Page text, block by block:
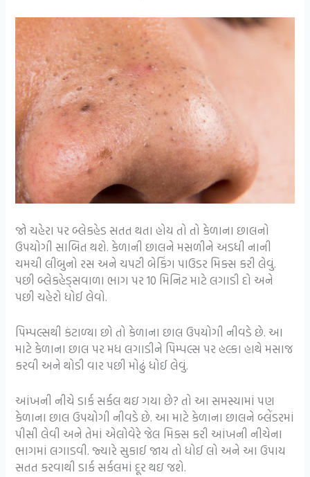
જો ચહેરા પર બ્લેકહેડ સતત થતા હોય તો તો કેળાના છાલનો
ઉપયોગી સાબિત થશે. કેળાની છાલને મસળીને અડધી નાની
ચમચી લીંબુનો રસ અને ચપટી બેકિંગ પાઉડર મિક્સ કરી લેવું.
પછી બ્લેકહેડ્સવાળા ભાગ પર 10 મિનિટ માટે લગાડી દો અને
પછી ચહેરો ધોઈ લેવો.
પિમ્પલ્સથી કંટાળ્યા છો તો કેળાના છાલ ઉપયોગી નીવડે છે. આ
માટે કેળાના છાલ પર મધ લગાડીને પિમ્પલ્સ પર હલ્કા હાથે મસાજ
કરવી અને થોડી વાર પછી મોઢું ધોઈ લેવું.
આંખની નીચે ડાર્ક સર્કલ થઇ ગયા છે? તો આ સમસ્યામાં પણ
કેળાના છાલ ઉપયોગી નીવડે છે. આ માટે કેળાના છાલને બ્લેંડરમાં
પીસી લેવી અને તેમાં એલોવેરે જેલ મિક્સ કરી આંખની નીચેના
ભાગમાં લગાડવી. જ્યારે સુકાઈ જાય તો ધોઈ લો અને આ ઉપાય
સતત કરવાથી ડાર્ક સર્કલમાં દૂર થઇ જશે.